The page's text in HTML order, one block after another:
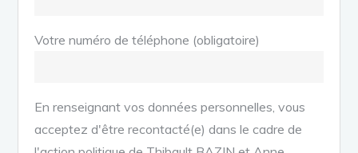
Votre numéro de téléphone (obligatoire)
En renseignant vos données personnelles, vous
acceptez d'être recontacté(e) dans le cadre de